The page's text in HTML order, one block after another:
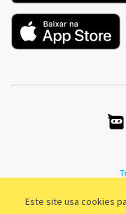
Este site usa cookies